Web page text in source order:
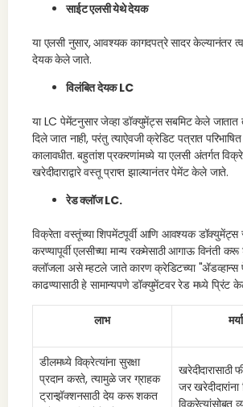
साईट एलसी येथे देयक
या एलसी नुसार, आवश्यक कागदपत्रे सादर केल्यानंतर
देयक केले जाते.
विलंबित देयक LC
या LC पेमेंटनुसार जेव्हा डॉक्युमेंट्स सबमिट केले जातात
दिले जात नाही, परंतु त्याऐवजी क्रेडिट पत्रात
कालावधीत. बहुतांश प्रकरणांमध्ये या एलसी अंतर्गत
खरेदीदाराद्वारे वस्तू प्राप्त झाल्यानंतर पेमेंट केले जाते.
रेड क्लॉज LC.
विक्रेता वस्तूंच्या शिपमेंटपूर्वी आणि आवश्यक डॉक्युमेंट्स
करण्यापूर्वी एलसीच्या मान्य रकमेसाठी आगाऊ विनंती
क्लॉजला असे म्हटले जाते कारण क्रेडिटच्या "ॲडव्हान्स
काढण्यासाठी हे सामान्यपणे डॉक्युमेंटवर रेड मध्ये प्रिंट
लाभ
डीलमध्ये विक्रेत्यांना सुरक्षा
प्रदान करते, त्यामुळे जर ग्राहक
ट्रान्झॅक्शनसाठी देय करू शकत
खरेदीदारासाठी
जर खरेदीदारांना
विक्रेत्यांसोबत